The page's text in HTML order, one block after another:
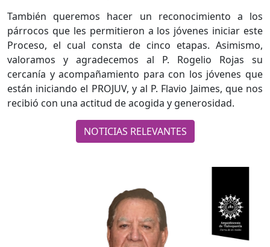
También queremos hacer un reconocimiento a los
párrocos que les permitieron a los jóvenes iniciar este
Proceso, el cual consta de cinco etapas. Asimismo,
valoramos y agradecemos al P. Rogelio Rojas su
cercanía y acompañamiento para con los jóvenes que
están iniciando el PROJUV, y al P. Flavio Jaimes, que nos
recibió con una actitud de acogida y generosidad.
NOTICIAS RELEVANTES